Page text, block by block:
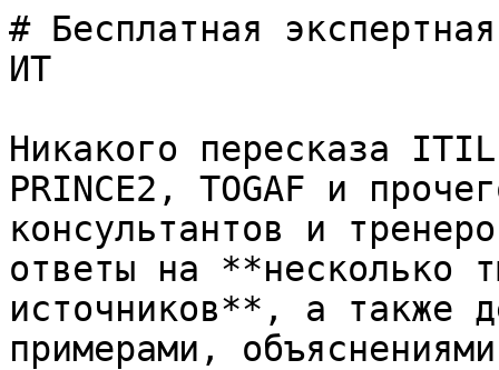
# Бесплатная
ИТ
Никакого пересказа
PRINCE2, TOGAF и
консультантов и
ответы на **несколько
источников**, а также
примерами,